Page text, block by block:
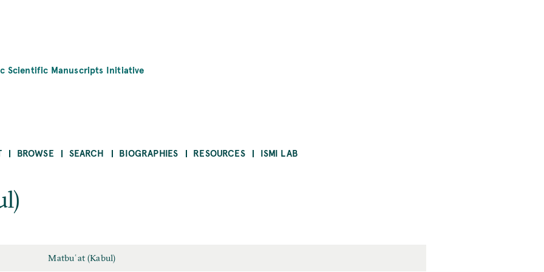
Scientific Manuscripts Initiative
BROWSE SEARCH BIOGRAPHIES RESOURCES ISMI LAB
Matbuʿat (Kabul)